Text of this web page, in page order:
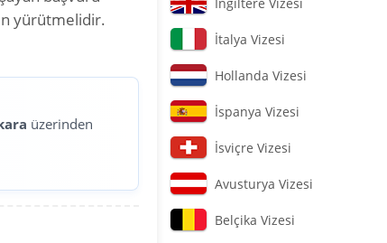
yürütmelidir.
üzerinden
İtalya Vizesi
Hollanda Vizesi
İspanya Vizesi
İsviçre Vizesi
Avusturya Vizesi
Belçika Vizesi